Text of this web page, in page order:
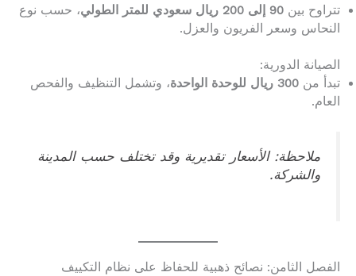
تتراوح بين 90 إلى 200 ريال سعودي للمتر الطولي
، حسب نوع
النحاس وسعر الفريون والعزل.
الصيانة الدورية:
تبدأ من 300 ريال للوحدة الواحدة
، وتشمل التنظيف والفحص
العام.
ملاحظة: الأسعار تقديرية وقد تختلف حسب المدينة
والشركة.
الفصل الثامن: نصائح ذهبية للحفاظ على نظام التكييف